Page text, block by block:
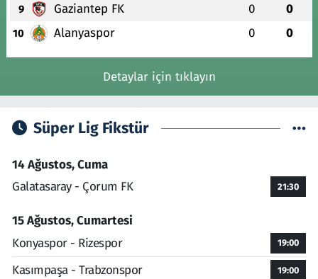
9 Gaziantep FK 0 0
10 Alanyaspor 0 0
Detaylar için tıklayın
Süper Lig Fikstür
14 Ağustos, Cuma
Galatasaray - Çorum FK
21:30
15 Ağustos, Cumartesi
Konyaspor - Rizespor
19:00
Kasımpaşa - Trabzonspor 19:00